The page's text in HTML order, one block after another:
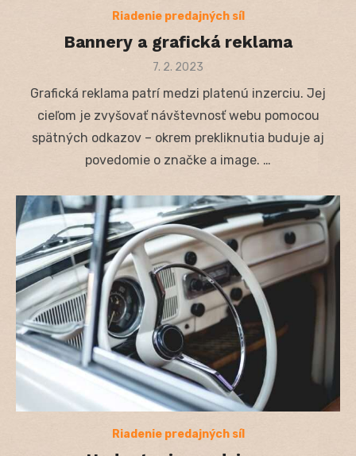
Riadenie predajných síl
Bannery a grafická reklama
Posted
7. 2. 2023
Grafická reklama patrí medzi platenú inzerciu. Jej
cieľom je zvyšovať návštevnosť webu pomocou
spätných odkazov – okrem prekliknutia buduje aj
povedomie o značke a image. …
Riadenie predajných síl